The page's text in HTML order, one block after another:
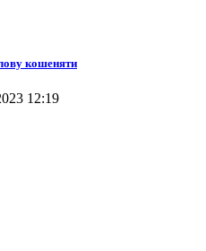
кошеняти
12:19